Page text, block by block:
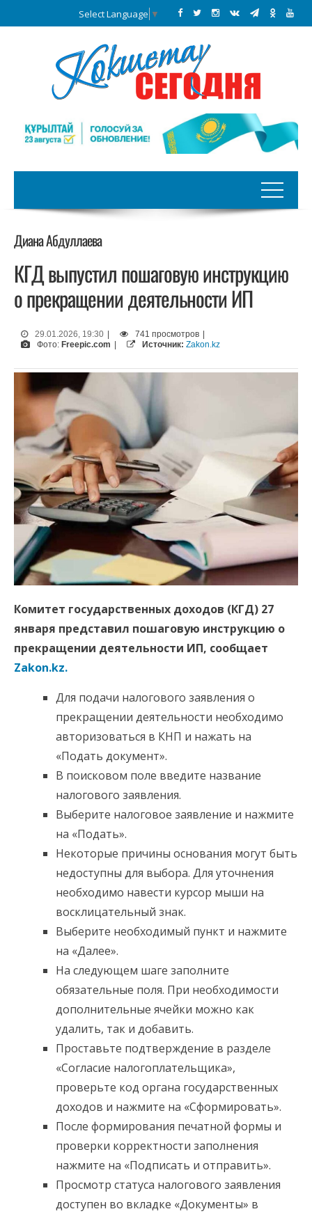
Select Language ▼
Диана Абдуллаева
КГД выпустил пошаговую инструкцию
о прекращении деятельности ИП
29.01.2026, 19:30 741 просмотров
Фото: Freepic.com Источник: Zakon.kz
Комитет государственных доходов (КГД) 27
января представил пошаговую инструкцию о
прекращении деятельности ИП, сообщает
Zakon.kz.
Для подачи налогового заявления о
прекращении деятельности необходимо
авторизоваться в КНП и нажать на
«Подать документ».
В поисковом поле введите название
налогового заявления.
Выберите налоговое заявление и нажмите
на «Подать».
Некоторые причины основания могут быть
недоступны для выбора. Для уточнения
необходимо навести курсор мыши на
восклицательный знак.
Выберите необходимый пункт и нажмите
на «Далее».
На следующем шаге заполните
обязательные поля. При необходимости
дополнительные ячейки можно как
удалить, так и добавить.
Проставьте подтверждение в разделе
«Согласие налогоплательщика»,
проверьте код органа государственных
доходов и нажмите на «Сформировать».
После формирования печатной формы и
проверки корректности заполнения
нажмите на «Подписать и отправить».
Просмотр статуса налогового заявления
доступен во вкладке «Документы» в